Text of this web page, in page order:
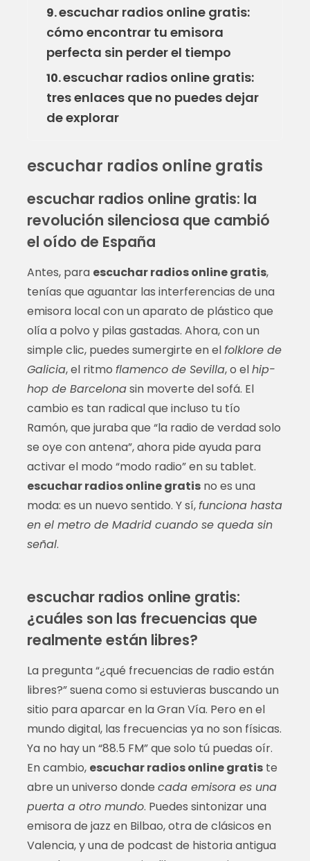
9.escuchar radios online gratis:
cómo encontrar tu emisora
perfecta sin perder el tiempo
10.escuchar radios online gratis:
tres enlaces que no puedes dejar
de explorar
escuchar radios online gratis
escuchar radios online gratis: la
revolución silenciosa que cambió
el oído de España
Antes, para escuchar radios online gratis,
tenías que aguantar las interferencias de una
emisora local con un aparato de plástico que
olía a polvo y pilas gastadas. Ahora, con un
simple clic, puedes sumergirte en elfolklore de
Galicia, el ritmo flamenco de Sevilla, o elhip-
hop de Barcelonasin moverte del sofá. El
cambio es tan radical que incluso tu tío
Ramón, que juraba que “la radio de verdad solo
se oye con antena”, ahora pide ayuda para
activar el modo “modo radio” en su tablet.
escuchar radios online gratisno es una
moda: es un nuevo sentido. Y sí,funciona hasta
en el metro de Madrid cuando se queda sin
señal.
escuchar radios online gratis:
¿cuáles son las frecuencias que
realmente están libres?
La pregunta “¿qué frecuencias de radio están
libres?” suena como si estuvieras buscando un
sitio para aparcar en la Gran Vía. Pero en el
mundo digital, las frecuencias ya no son físicas.
Ya no hay un “88.5 FM” que solo tú puedas oír.
En cambio, escuchar radios online gratiste
abre un universo donde cada emisora es una
puerta a otro mundo. Puedes sintonizar una
emisora de jazz en Bilbao, otra de clásicos en
Valencia, y una de podcast de historia antigua